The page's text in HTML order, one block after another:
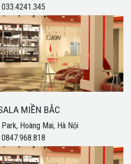
033.4241.345
MIỀN BẮC
Hoàng Mai, Hà Nội
0847.968.818